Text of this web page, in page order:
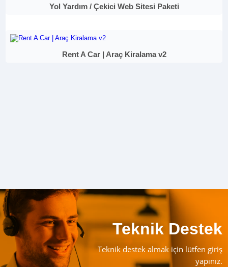
Yol Yardım / Çekici Web Sitesi Paketi
Rent A Car | Araç Kiralama v2
Teknik Destek
Teknik destek almak için lütfen giriş
yapınız.